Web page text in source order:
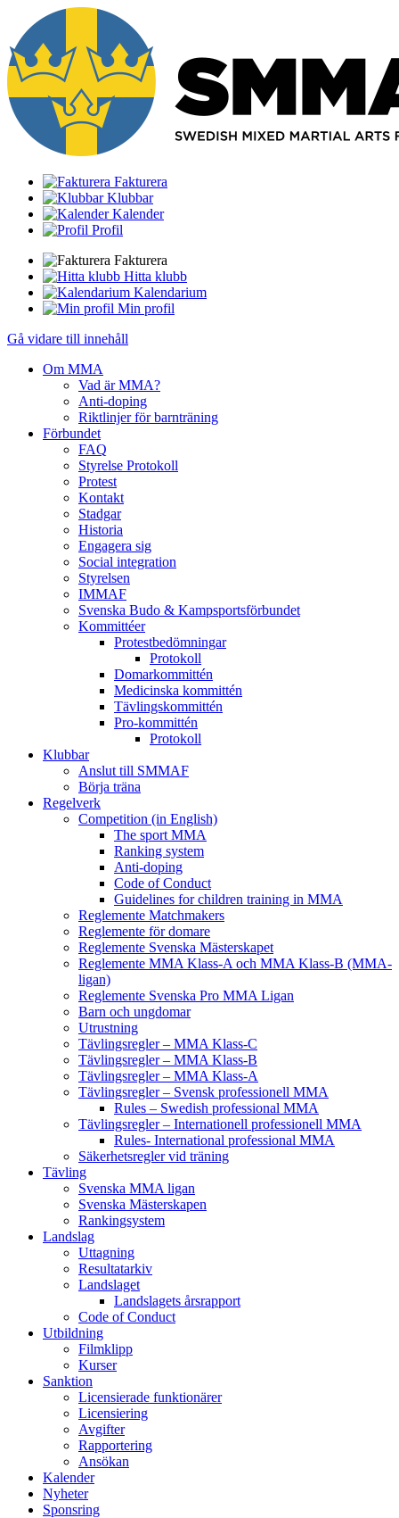
Fakturera
Klubbar
Kalender
Profil
Fakturera
Hitta klubb
Kalendarium
Min profil
Gå vidare till innehåll
Om MMA
Vad är MMA?
Anti-doping
Riktlinjer för barnträning
Förbundet
FAQ
Styrelse Protokoll
Protest
Kontakt
Stadgar
Historia
Engagera sig
Social integration
Styrelsen
IMMAF
Svenska Budo & Kampsportsförbundet
Kommittéer
Protestbedömningar
Protokoll
Domarkommittén
Medicinska kommittén
Tävlingskommittén
Pro-kommittén
Protokoll
Klubbar
Anslut till SMMAF
Börja träna
Regelverk
Competition (in English)
The sport MMA
Ranking system
Anti-doping
Code of Conduct
Guidelines for children training in MMA
Reglemente Matchmakers
Reglemente för domare
Reglemente Svenska Mästerskapet
Reglemente MMA Klass-A och MMA Klass-B (MMA-
ligan)
Reglemente Svenska Pro MMA Ligan
Barn och ungdomar
Utrustning
Tävlingsregler – MMA Klass-C
Tävlingsregler – MMA Klass-B
Tävlingsregler – MMA Klass-A
Tävlingsregler – Svensk professionell MMA
Rules – Swedish professional MMA
Tävlingsregler – Internationell professionell MMA
Rules- International professional MMA
Säkerhetsregler vid träning
Tävling
Svenska MMA ligan
Svenska Mästerskapen
Rankingsystem
Landslag
Uttagning
Resultatarkiv
Landslaget
Landslagets årsrapport
Code of Conduct
Utbildning
Filmklipp
Kurser
Sanktion
Licensierade funktionärer
Licensiering
Avgifter
Rapportering
Ansökan
Kalender
Nyheter
Sponsring